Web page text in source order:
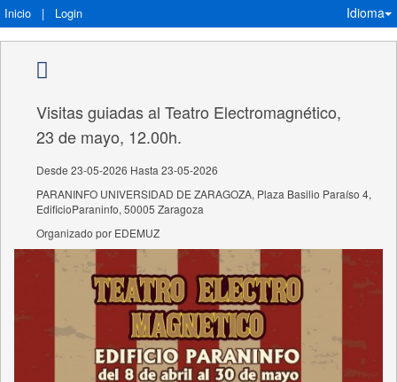
Inicio | Login Idioma
Visitas guiadas al Teatro Electromagnético,
23 de mayo, 12.00h.
Desde 23-05-2026 Hasta 23-05-2026
PARANINFO UNIVERSIDAD DE ZARAGOZA, Plaza Basilio Paraíso 4,
EdificioParaninfo, 50005 Zaragoza
Organizado por EDEMUZ